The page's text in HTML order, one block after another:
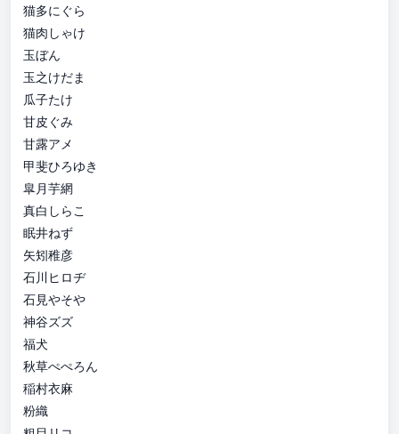
猫多にぐら
猫肉しゃけ
玉ぼん
玉之けだま
瓜子たけ
甘皮ぐみ
甘露アメ
甲斐ひろゆき
皐月芋網
真白しらこ
眠井ねず
矢矧稚彦
石川ヒロヂ
石見やそや
神谷ズズ
福犬
秋草ぺぺろん
稲村衣麻
粉織